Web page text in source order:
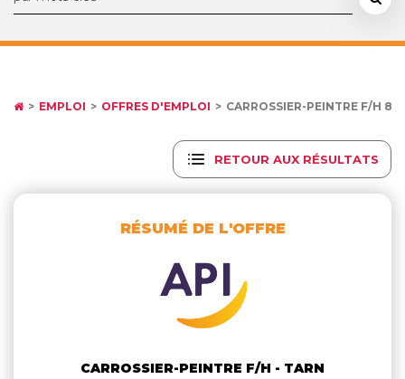
EMPLOI OFFRES D'EMPLOI CARROSSIER-PEINTRE F/H
RETOUR AUX RÉSULTATS
RÉSUMÉ DE L'OFFRE
CARROSSIER-PEINTRE F/H - TARN